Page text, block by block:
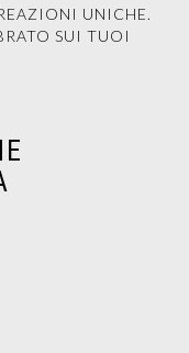
UNICHE.
SUI TUOI